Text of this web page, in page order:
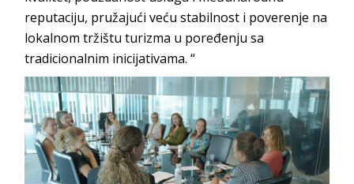
reputaciju, pružajući veću stabilnost i poverenje na
lokalnom tržištu turizma u poređenju sa
tradicionalnim inicijativama. “